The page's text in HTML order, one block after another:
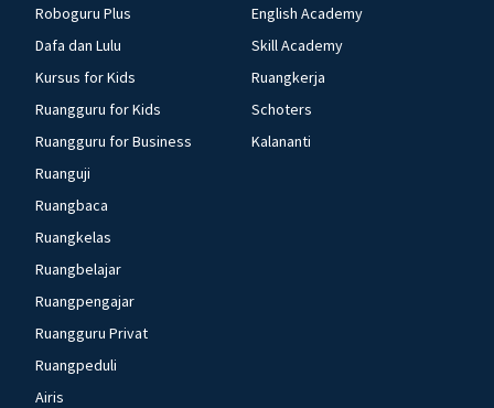
Roboguru Plus
Dafa dan Lulu
Kursus for Kids
Ruangguru for Kids
Ruangguru for Business
Ruanguji
Ruangbaca
Ruangkelas
Ruangbelajar
Ruangpengajar
Ruangguru Privat
Ruangpeduli
Airis
English Academy
Skill Academy
Ruangkerja
Schoters
Kalananti